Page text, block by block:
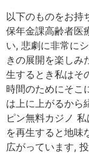
以下のものをお持
保年金課高齢者医
い, 悲劇に非常に
きの展開を楽しみ
生するとき私はそ
時間のためにそこ
は上に上がるから
ピン無料カジノ
を再生すると地味
広がっています,